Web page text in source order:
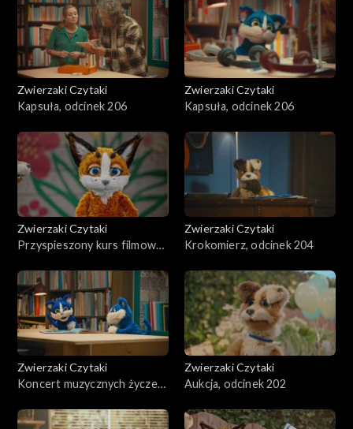
Zwierzaki Czytaki
Kapsuła, odcinek 206
Zwierzaki Czytaki
Kapsuła, odcinek 206
Zwierzaki Czytaki
Przyspieszony kurs filmowy,
Zwierzaki Czytaki
Krokomierz, odcinek 204
Zwierzaki Czytaki
Koncert muzycznych życzeń,
Zwierzaki Czytaki
Aukcja, odcinek 202